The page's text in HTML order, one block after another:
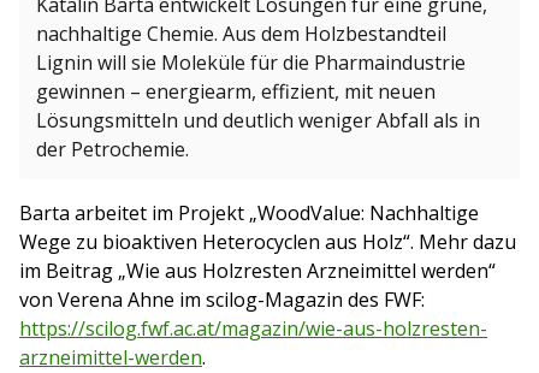
nachhaltige Chemie. Aus dem Holzbestandteil
Lignin will sie Moleküle für die Pharmaindustrie
gewinnen – energiearm, effizient, mit neuen
Lösungsmitteln und deutlich weniger Abfall als in
der Petrochemie.
Barta arbeitet im Projekt „WoodValue: Nachhaltige
Wege zu bioaktiven Heterocyclen aus Holz“. Mehr dazu
im Beitrag „Wie aus Holzresten Arzneimittel werden“
von Verena Ahne im scilog-Magazin des FWF:
https://scilog.fwf.ac.at/magazin/wie-aus-holzresten-
arzneimittel-werden.